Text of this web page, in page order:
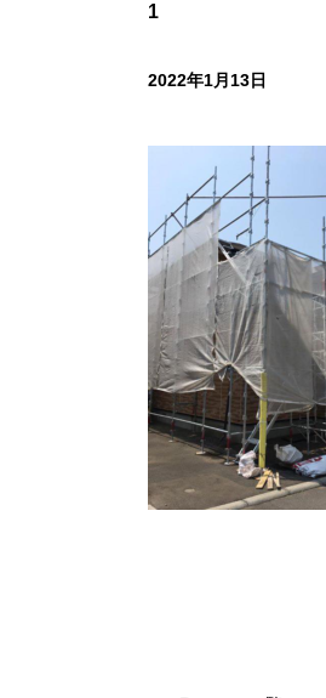
1
2022年1月13日